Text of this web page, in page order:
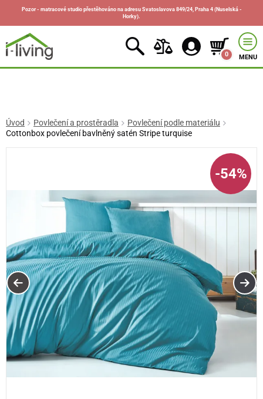
Pozor - matracové studio přestěhováno na adresu Svatoslavova 849/24, Praha 4 (Nuselská -
Horky).
0 MENU
Úvod Povlečení a prostěradla
Povlečení podle materiálu
Cottonbox povlečení bavlněný satén Stripe turquise
-54%